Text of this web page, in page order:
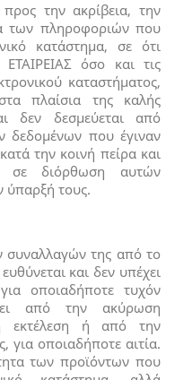
την ακρίβεια, την
των πληροφοριών που
κατάστημα, σε ότι
όσο και τις
καταστήματος,
πλαίσια της καλής
δεν δεσμεύεται από
δεδομένων που έγιναν
την κοινή πείρα και
σε διόρθωση αυτών
ύπαρξή τους.
συναλλαγών της από το
και δεν υπέχει
οποιαδήποτε τυχόν
από την ακύρωση
εκτέλεση ή από την
για οποιαδήποτε αιτία.
των προϊόντων που